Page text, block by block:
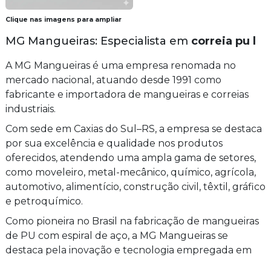
Clique nas imagens para ampliar
MG Mangueiras: Especialista em correia pu l
A MG Mangueiras é uma empresa renomada no
mercado nacional, atuando desde 1991 como
fabricante e importadora de mangueiras e correias
industriais.
Com sede em Caxias do Sul–RS, a empresa se destaca
por sua excelência e qualidade nos produtos
oferecidos, atendendo uma ampla gama de setores,
como moveleiro, metal-mecânico, químico, agrícola,
automotivo, alimentício, construção civil, têxtil, gráfico
e petroquímico.
Como pioneira no Brasil na fabricação de mangueiras
de PU com espiral de aço, a MG Mangueiras se
destaca pela inovação e tecnologia empregada em